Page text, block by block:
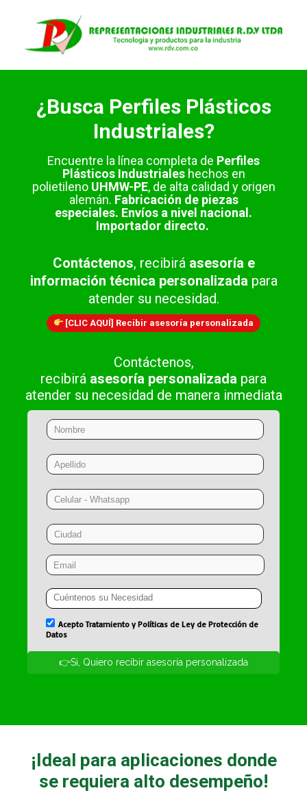
¿Busca Perfiles Plásticos
Industriales?
Encuentre la línea completa de Perfiles
Plásticos Industrialeshechos en
polietileno UHMW-PE, de alta calidad y origen
alemán. Fabricación de piezas
especiales. Envíos a nivel nacional.
Importador directo.
Contáctenos, recibirá asesoría e
información técnica personalizada para
atender su necesidad.
[CLIC AQUÍ] Recibir asesoría personalizada
Contáctenos,
recibirá asesoría personalizada para
atender su necesidad de manera inmediata
¡Ideal para aplicaciones donde
se requiera alto desempeño!